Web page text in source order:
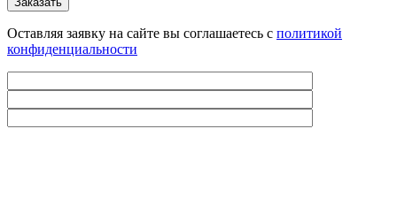
Оставляя заявку на сайте вы соглашаетесь с политикой
конфиденциальности